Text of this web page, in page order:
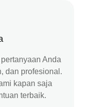
Anda
dan profesional.
kapan saja
terbaik.